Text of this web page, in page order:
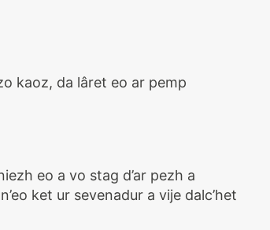
kaoz, da lâret eo ar pemp
eo a vo stag d’ar pezh a
ket ur sevenadur a vije dalc’het